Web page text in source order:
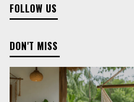
FOLLOW US
DON'T MISS